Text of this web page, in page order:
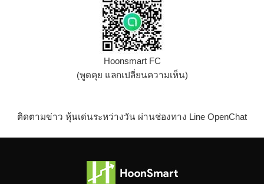
Hoonsmart FC
(พูดคุย แลกเปลี่ยนความเห็น)
ติดตามข่าว หุ้นเด่นระหว่างวัน ผ่านช่องทาง Line OpenChat